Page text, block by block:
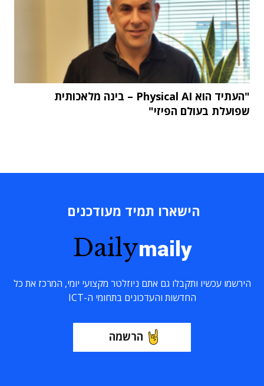
"העתיד הוא Physical AI – בינה מלאכותית
שפועלת בעולם הפיזי"
הישארו תמיד מעודכנים
Dailymaily
הירשמו עכשיו ותקבלו גם אתם ניוזלטר מקצועי יומי, המרכז את כל
החדשות והעדכונים בתחומי ה-ICT
הרשמה